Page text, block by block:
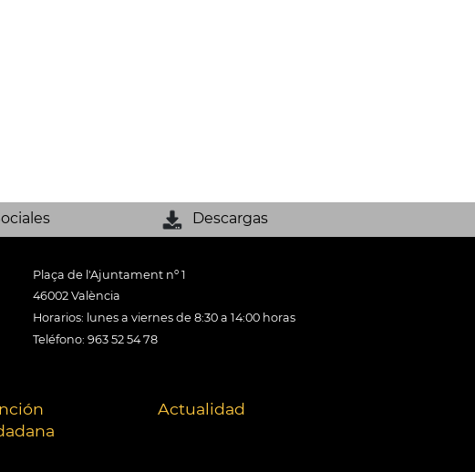
Descargas
Plaça de l'Ajuntament nº 1
46002 València
Horarios: lunes a viernes de 8:30 a 14:00 horas
Teléfono: 963 52 54 78
Actualidad